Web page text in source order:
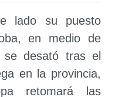
lado su puesto
en medio de
desató tras el
en la provincia,
retomará las